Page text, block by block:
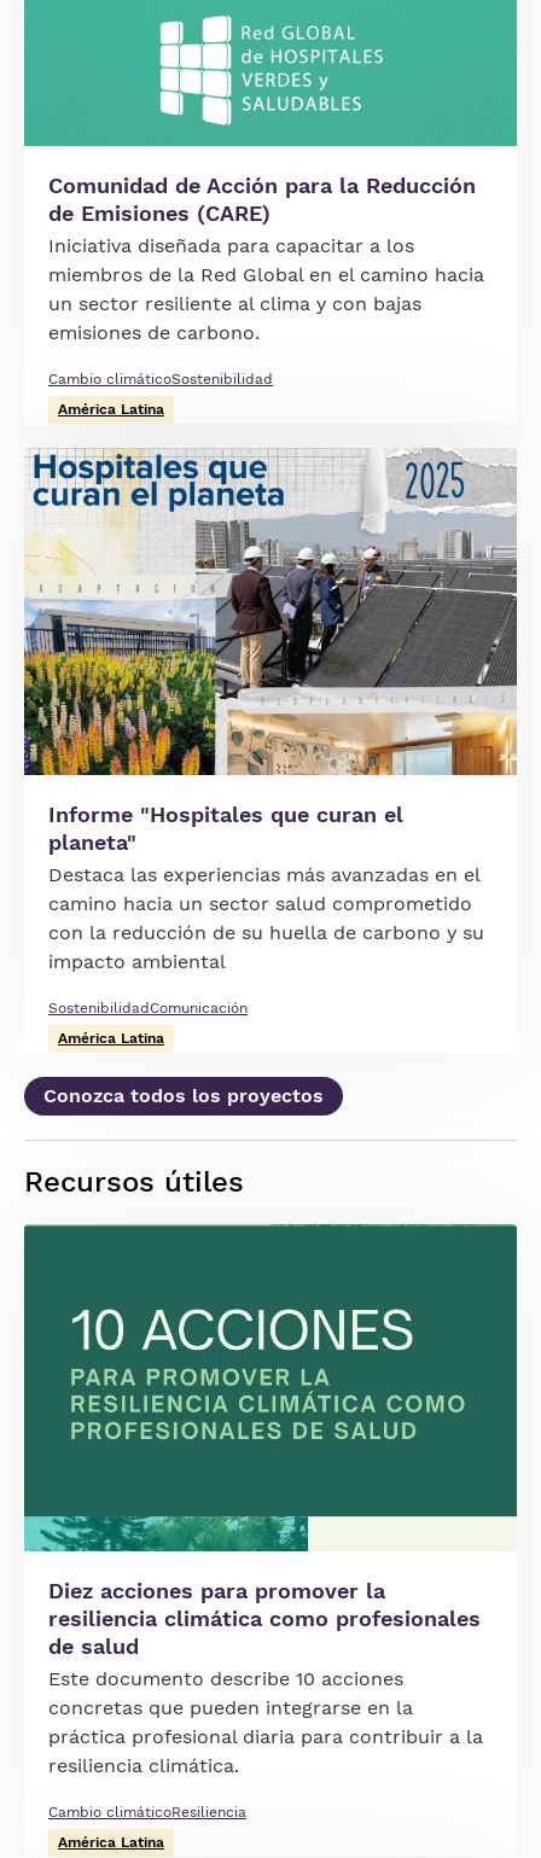
Comunidad de Acción para la Reducción
de Emisiones (CARE)
Iniciativa diseñada para capacitar a los
miembros de la Red Global en el camino hacia
un sector resiliente al clima y con bajas
emisiones de carbono.
Cambio climáticoSostenibilidad
América Latina
Informe "Hospitales que curan el
planeta"
Destaca las experiencias más avanzadas en el
camino hacia un sector salud comprometido
con la reducción de su huella de carbono y su
impacto ambiental
SostenibilidadComunicación
América Latina
Imagen
Conozca todos los proyectos
Recursos útiles
Diez acciones para promover la
resiliencia climática como profesionales
de salud
Este documento describe 10 acciones
concretas que pueden integrarse en la
práctica profesional diaria para contribuir a la
resiliencia climática.
Cambio climáticoResiliencia
América Latina